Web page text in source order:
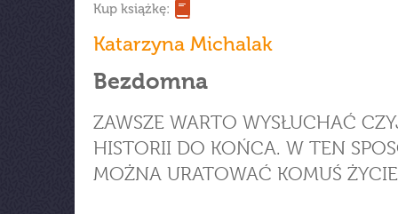
Kup książkę:
Katarzyna Michalak
Bezdomna
ZAWSZE WARTO WYSŁUCHAĆ
HISTORII DO KOŃCA. W TEN
MOŻNA URATOWAĆ KOMUŚ